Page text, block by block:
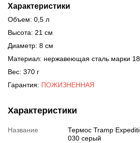
Характеристики
Объем: 0,5 л
Высота: 21 см
Диаметр: 8 см
Материал: нержавеющая сталь марки
Вес: 370 г
Гарантия: ПОЖИЗНЕННАЯ
Характеристики
Название
Термос Tramp
030 серый